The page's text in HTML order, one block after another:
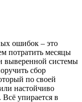
ошибок – это
потратить месяцы
выверенной системы
сбор
по своей
настойчиво
Всё упирается в